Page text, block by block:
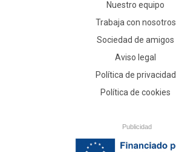
Nuestro equipo
Trabaja con nosotros
Sociedad de amigos
Aviso legal
Política de privacidad
Política de cookies
Publicidad